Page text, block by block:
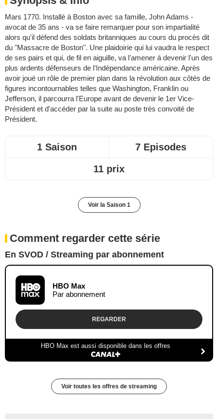
Mars 1770. Installé à Boston avec sa famille, John Adams -
avocat de 35 ans - va se faire remarquer pour son impartialité
alors qu'il défend des soldats britanniques au cours du procès dit
du "Massacre de Boston". Une plaidoirie qui lui vaudra le respect
de ses pairs et qui, de fil en aiguille, va l'amener à devenir l'un des
plus ardents défenseurs de l'Indépendance américaine. Après
avoir joué un rôle de premier plan dans la révolution aux côtés de
figures incontournables telles que Washington, Franklin ou
Jefferson, il parcourra l'Europe avant de devenir le 1er Vice-
Président et d'accéder par la suite au poste très convoité de
Président.
1 Saison 7 Episodes
11 prix
Voir la Saison 1
Comment regarder cette série
En SVOD / Streaming par abonnement
HBO Max
Par abonnement
REGARDER
HBO Max est aussi disponible dans les offres
Voir toutes les offres de streaming